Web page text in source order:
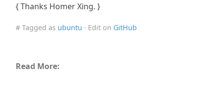
{ Thanks Homer Xing. }
# Tagged as ubuntu · Edit on GitHub
Read More: